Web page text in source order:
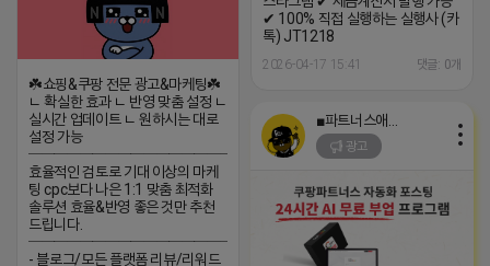
✔ 100% 직접 실행하는 실행사 (카
톡) JT1218
2026-04-17 15:41 댓글: 0개
☘️쇼핑&쿠팡 전문 광고&마케팅☘️
ㄴ 확실한 효과 ㄴ 반영 맞춤 설정 ㄴ
실시간 업데이트 ㄴ 원하시는 대로
설정 가능
─────────────────
효율적인 검토로 기대 이상의 마케
팅 cpc보다 나은 1:1 맞춤 최적화
솔루션 효율&반영 좋은 것만 추천
드립니다.
─────────────────
- 블로그/모든 플랫폼 리뷰/리워드
광고